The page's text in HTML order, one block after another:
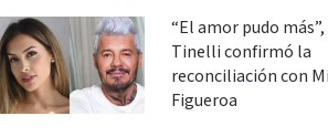
“El amor pudo
Tinelli confirmó la
reconciliación con
Figueroa